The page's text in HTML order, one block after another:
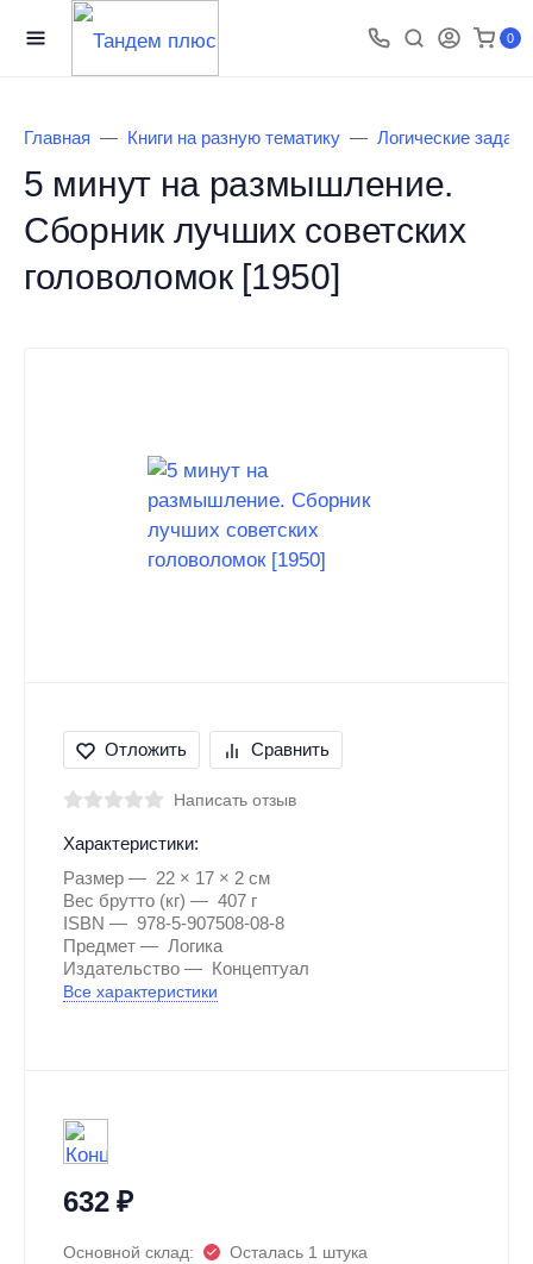
0
Главная Книги на разную тематику Логические
5 минут на размышление.
Сборник лучших советских
головоломок [1950]
Отложить Сравнить
Написать отзыв
Характеристики:
Размер
22 × 17 × 2 см
Вес брутто (кг)
407 г
ISBN
978-5-907508-08-8
Предмет
Логика
Издательство
Концептуал
Все характеристики
632₽
Основной склад: Осталась 1 штука